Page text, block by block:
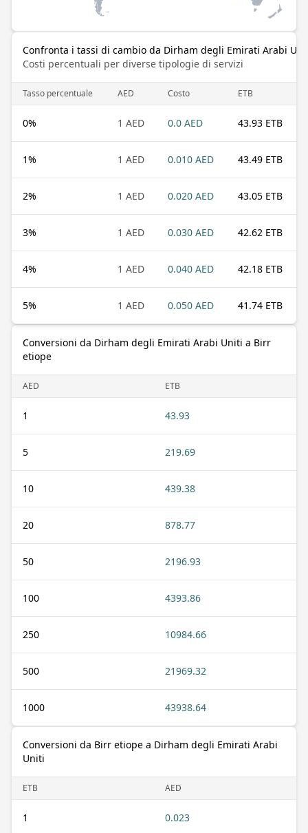
Confronta i tassi di cambio da Dirham degli Emirati Arabi
Costi percentuali per diverse tipologie di servizi
Tasso percentuale AED Costo ETB
0% 1 AED 0.0 AED 43.93 ETB
1% 1 AED 0.010 AED 43.49 ETB
2% 1 AED 0.020 AED 43.05 ETB
3% 1 AED 0.030 AED 42.62 ETB
4% 1 AED 0.040 AED 42.18 ETB
5% 1 AED 0.050 AED 41.74 ETB
Conversioni da Dirham degli Emirati Arabi Uniti a Birr
etiope
AED ETB
1 43.93
5 219.69
10 439.38
20 878.77
50 2196.93
100 4393.86
250 10984.66
500 21969.32
1000 43938.64
Conversioni da Birr etiope a Dirham degli Emirati Arabi
Uniti
ETB AED
1 0.023